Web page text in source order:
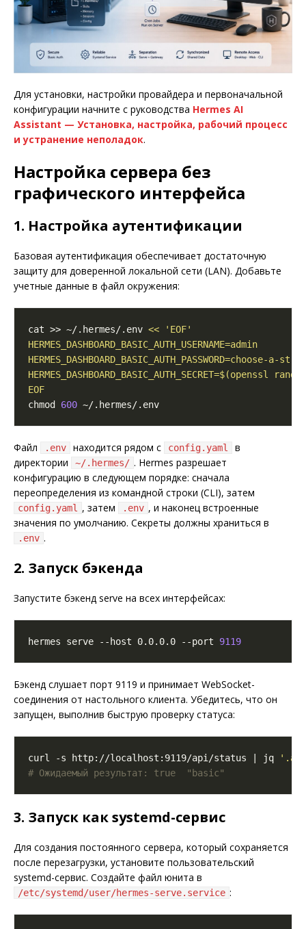
Для установки, настройки провайдера и первоначальной
конфигурации начните с руководства Hermes AI
Assistant — Установка, настройка, рабочий процесс
и устранение неполадок.
Настройка сервера без
графического интерфейса
1. Настройка аутентификации
Базовая аутентификация обеспечивает достаточную
защиту для доверенной локальной сети (LAN). Добавьте
учетные данные в файл окружения:
cat >> ~/.hermes/.env
EOF
chmod 600
Файл .env находится рядом с config.yaml
в
директории
~/.hermes/ . Hermes разрешает
конфигурацию в следующем порядке: сначала
переопределения из командной строки (CLI), затем
config.yaml , затем .env , и наконец встроенные
значения по умолчанию. Секреты должны храниться в
.env .
2. Запуск бэкенда
Запустите бэкенд serve на всех интерфейсах:
hermes serve --host 0.0.0.0 --port 9119
Бэкенд слушает порт 9119 и принимает WebSocket-
соединения от настольного клиента. Убедитесь, что он
запущен, выполнив быструю проверку статуса:
curl -s http://localhost:9119/api/status | jq
# Ожидаемый результат: true  "basic"
3. Запуск как systemd-сервис
Для создания постоянного сервера, который сохраняется
после перезагрузки, установите пользовательский
systemd-сервис. Создайте файл юнита в
/etc/systemd/user/hermes-serve.service :